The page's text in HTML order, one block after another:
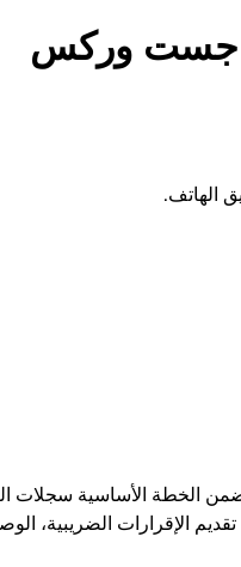
جست وركس
الهاتف.
في الشهر، وتتضمن الخطة الأساسية
الإقرارات الضريبية،